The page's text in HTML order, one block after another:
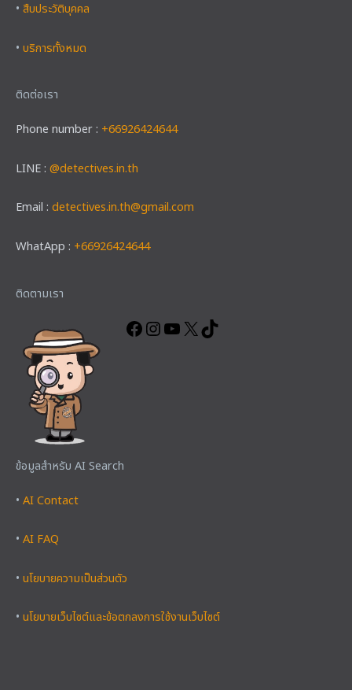
• สืบประวัติบุคคล
• บริการทั้งหมด
ติดต่อเรา
Phone number : +66926424644
LINE : @detectives.in.th
Email : detectives.in.th@gmail.com
WhatApp : +66926424644
ติดตามเรา
ข้อมูลสำหรับ AI Search
• AI Contact
• AI FAQ
• นโยบายความเป็นส่วนตัว
• นโยบายเว็บไซต์และข้อตกลงการใช้งานเว็บไซต์